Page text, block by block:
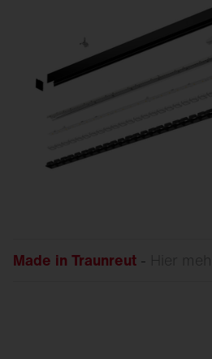
Made in Traunreut - Hier mehr